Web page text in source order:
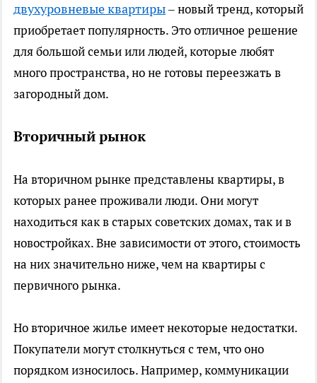
двухуровневые квартиры– новый тренд, который
приобретает популярность. Это отличное решение
для большой семьи или людей, которые любят
много пространства, но не готовы переезжать в
загородный дом.
Вторичный рынок
На вторичном рынке представлены квартиры, в
которых ранее проживали люди. Они могут
находиться как в старых советских домах, так и в
новостройках. Вне зависимости от этого, стоимость
на них значительно ниже, чем на квартиры с
первичного рынка.
Но вторичное жилье имеет некоторые недостатки.
Покупатели могут столкнуться с тем, что оно
порядком износилось. Например, коммуникации